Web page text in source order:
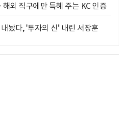
외 직구에만 특혜 주는 KC 인증
놨다, '투자의 신' 내린 서장훈